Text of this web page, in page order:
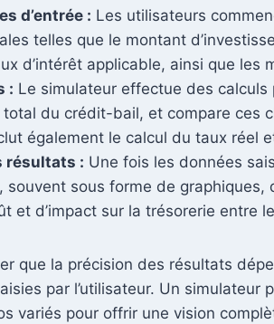
d’entrée : Les utilisateurs
telles que le montant
d’intérêt applicable, ainsi que les
: Le simulateur effectue des
du crédit-bail, et compare ces
également le calcul du taux réel
résultats : Une fois les données
souvent sous forme de graphiques,
et d’impact sur la trésorerie entre
que la précision des résultats
par l’utilisateur. Un simulateur
variés pour offrir une vision